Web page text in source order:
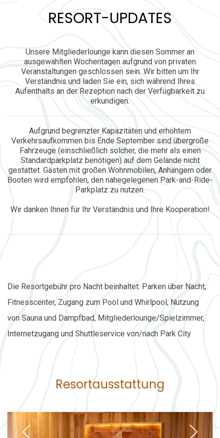
RESORT-UPDATES
Unsere Mitgliederlounge kann diesen Sommer an
ausgewählten Wochentagen aufgrund von privaten
Veranstaltungen geschlossen sein. Wir bitten um Ihr
Verständnis und laden Sie ein, sich während Ihres
Aufenthalts an der Rezeption nach der Verfügbarkeit zu
erkundigen.
Aufgrund begrenzter Kapazitäten und erhöhtem
Verkehrsaufkommen bis Ende September sind übergroße
Fahrzeuge (einschließlich solcher, die mehr als einen
Standardparkplatz benötigen) auf dem Gelände nicht
gestattet. Gästen mit großen Wohnmobilen, Anhängern oder
Booten wird empfohlen, den nahegelegenen Park-and-Ride-
Parkplatz zu nutzen.
Wir danken Ihnen für Ihr Verständnis und Ihre Kooperation!
Die Resortgebühr pro Nacht beinhaltet: Parken über Nacht,
Fitnesscenter, Zugang zum Pool und Whirlpool, Nutzung
von Sauna und Dampfbad, Mitgliederlounge/Spielzimmer,
Internetzugang und Shuttleservice von/nach Park City
Resortausstattung
Previous Next